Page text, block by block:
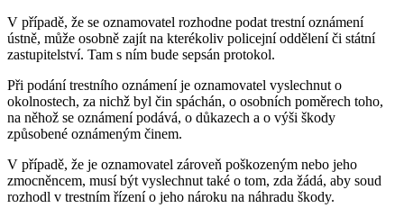
V případě, že se oznamovatel rozhodne podat trestní oznámení
ústně, může osobně zajít na kterékoliv policejní oddělení či státní
zastupitelství. Tam s ním bude sepsán protokol.
Při podání trestního oznámení je oznamovatel vyslechnut o
okolnostech, za nichž byl čin spáchán, o osobních poměrech toho,
na něhož se oznámení podává, o důkazech a o výši škody
způsobené oznámeným činem.
V případě, že je oznamovatel zároveň poškozeným nebo jeho
zmocněncem, musí být vyslechnut také o tom, zda žádá, aby soud
rozhodl v trestním řízení o jeho nároku na náhradu škody.